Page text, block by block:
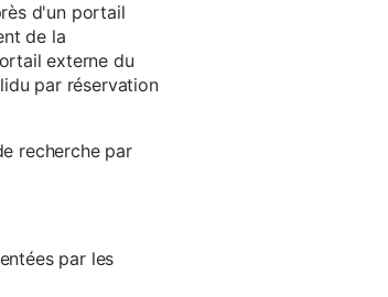
d'un portail
de la
externe du
par réservation
recherche par
par les